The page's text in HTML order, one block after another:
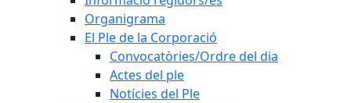
Organigrama
El Ple de la Corporació
Convocatòries/Ordre del dia
Actes del ple
Notícies del Ple